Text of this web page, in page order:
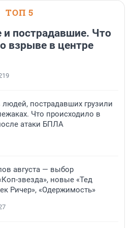
ТОП 5
и пострадавшие. Что
взрыве в центре
людей, пострадавших грузили
Что происходило в
атаки БПЛА
августа — выбор
звезда», новые «Тед
Ричер», «Одержимость»